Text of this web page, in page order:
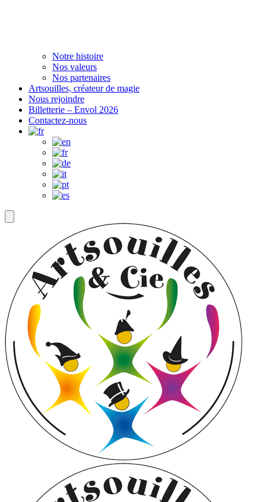
Notre histoire
Nos valeurs
Nos partenaires
Artsouilles, créateur de magie
Nous rejoindre
Billetterie – Envol 2026
Contactez-nous